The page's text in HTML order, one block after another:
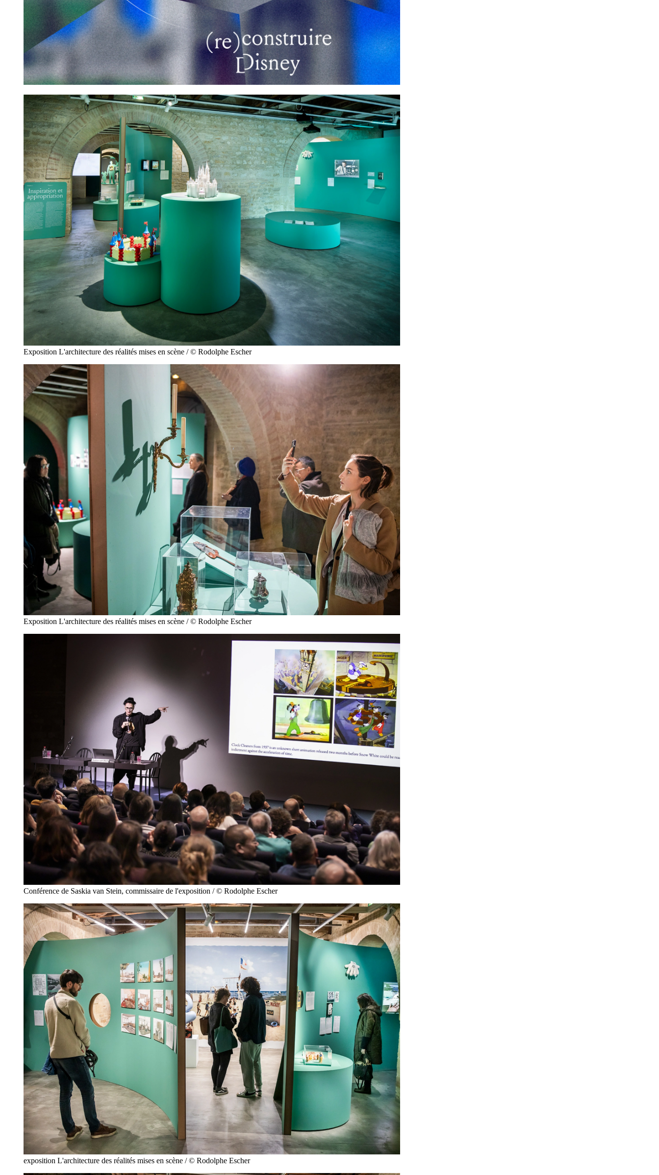
Exposition L'architecture des réalités mises en scène / © Rodolphe Escher
Exposition L'architecture des réalités mises en scène / © Rodolphe Escher
Conférence de Saskia van Stein, commissaire de l'exposition / © Rodolphe Escher
exposition L'architecture des réalités mises en scène / © Rodolphe Escher